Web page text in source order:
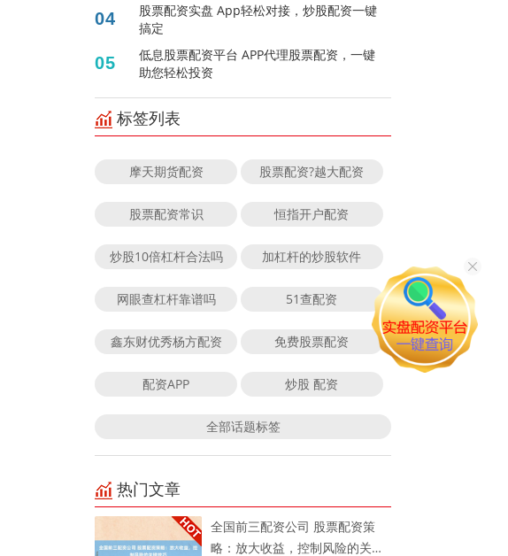
04
股票配资实盘 App轻松对接，炒股配资一键
搞定
05
低息股票配资平台 APP代理股票配资，一键
助您轻松投资
标签列表
摩天期货配资 股票配资?越大配资
股票配资常识 恒指开户配资
炒股10倍杠杆合法吗 加杠杆的炒股软件
网眼查杠杆靠谱吗 51查配资
鑫东财优秀杨方配资 免费股票配资
配资APP 炒股 配资
全部话题标签
热门文章
全国前三配资公司 股票配资策
略：放大收益，控制风险的关键